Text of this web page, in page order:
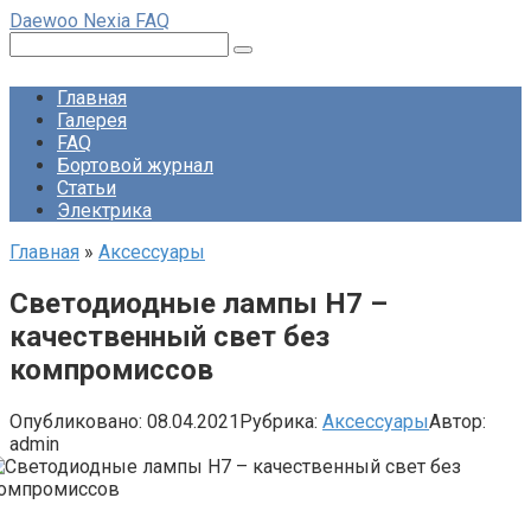
Перейти
контенту
Daewoo Nexia FAQ
Главная
Галерея
FAQ
Бортовой журнал
Статьи
Электрика
Главная » Аксессуары
Светодиодные лампы H7 –
качественный свет без
компромиссов
Опубликовано: 08.04.2021Рубрика: АксессуарыАвтор:
admin